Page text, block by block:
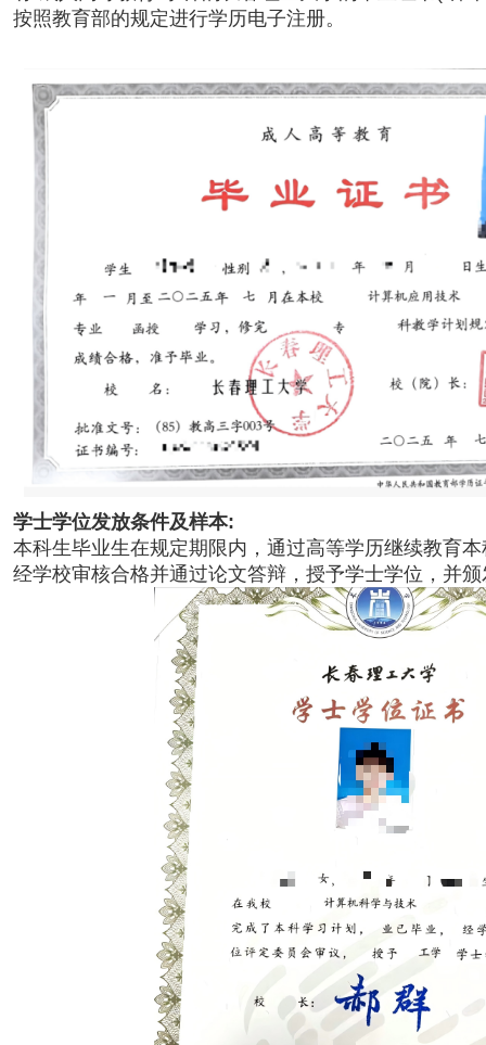
按照教育部的规定进行学历电子注册。
学士学位发放条件及样本:
本科生毕业生在规定期限内，通过高等学历继续教育
经学校审核合格并通过论文答辩，授予学士学位，并